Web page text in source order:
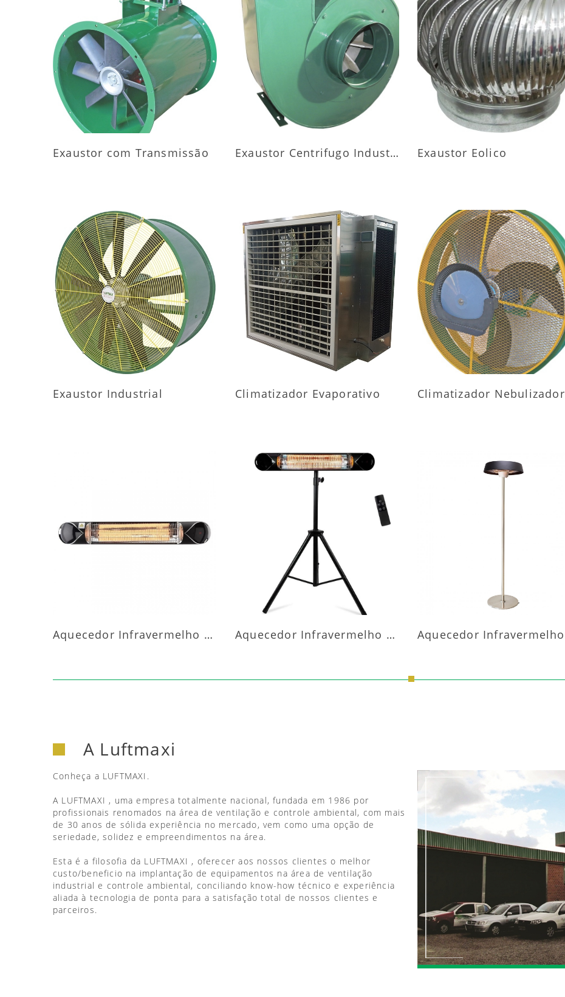
MAIS INFORMAÇÕES
Exaustor com Transmissão
MAIS INFORMAÇÕES
Exaustor Centrifugo Industrial
MAIS INFORMAÇÕES
Exaustor Eolico
MAIS INFORMAÇÕES
Exaustor Industrial
MAIS INFORMAÇÕES
Climatizador Evaporativo
MAIS INFORMAÇÕES
Climatizador Nebulizador
MAIS INFORMAÇÕES
Aquecedor Infravermelho Parede
MAIS INFORMAÇÕES
Aquecedor Infravermelho Pedestal
A Luftmaxi
Conheça a LUFTMAXI.
A LUFTMAXI , uma empresa totalmente nacional, fundada em 1986 por
profissionais renomados na área de ventilação e controle ambiental, com mais
de 30 anos de sólida experiência no mercado, vem como uma opção de
seriedade, solidez e empreendimentos na área.
Esta é a filosofia da LUFTMAXI , oferecer aos nossos clientes o melhor
custo/beneficio na implantação de equipamentos na área de ventilação
industrial e controle ambiental, conciliando know-how técnico e experiência
aliada à tecnologia de ponta para a satisfação total de nossos clientes e
parceiros.